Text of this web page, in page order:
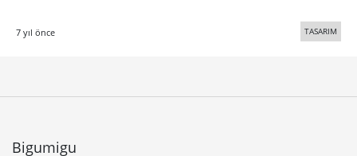
7 yıl önce TASARIM
Bigumigu